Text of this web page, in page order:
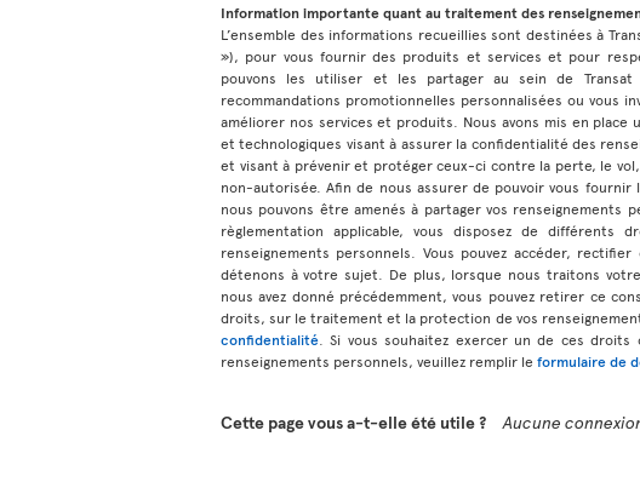
Information importante quant au traitement des
L’ensemble des informations recueillies sont destinées à
»), pour vous fournir des produits et services et pour
pouvons les utiliser et les partager au sein de
recommandations promotionnelles personnalisées ou vous
améliorer nos services et produits. Nous avons mis en place
et technologiques visant à assurer la confidentialité des
et visant à prévenir et protéger ceux-ci contre la perte, le
non-autorisée. Afin de nous assurer de pouvoir vous fournir
nous pouvons être amenés à partager vos renseignements
règlementation applicable, vous disposez de
renseignements personnels. Vous pouvez accéder,
détenons à votre sujet. De plus, lorsque nous traitons
nous avez donné précédemment, vous pouvez retirer ce
droits, sur le traitement et la protection de vos
confidentialité . Si vous souhaitez exercer un de ces
renseignements personnels, veuillez remplir le formulaire de
Cette page vous a-t-elle été utile ? Aucune